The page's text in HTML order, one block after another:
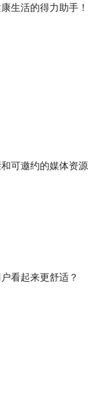
生活的得力助手！
可邀约的媒体资源
看起来更舒适？